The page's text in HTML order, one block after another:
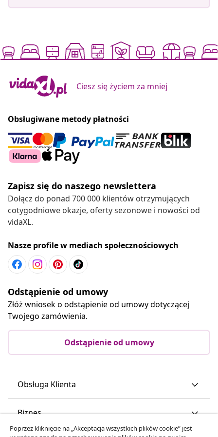
Ciesz się życiem za mniej
Obsługiwane metody płatności
Zapisz się do naszego newslettera
Dołącz do ponad 700 000 klientów otrzymujących
cotygodniowe okazje, oferty sezonowe i nowości od
vidaXL.
Nasze profile w mediach społecznościowych
Odstąpienie od umowy
Złóż wniosek o odstąpienie od umowy dotyczącej
Twojego zamówienia.
Odstąpienie od umowy
Obsługa Klienta
Biznes
Poprzez kliknięcie na „Akceptacja wszystkich plików cookie” jest